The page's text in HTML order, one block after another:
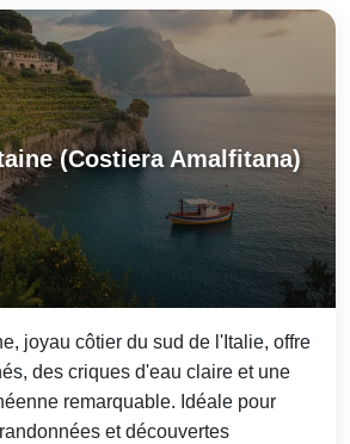
(Costiera Amalfitana)
joyau côtier du sud de l'Italie, offre
des criques d'eau claire et une
remarquable. Idéale pour
et découvertes